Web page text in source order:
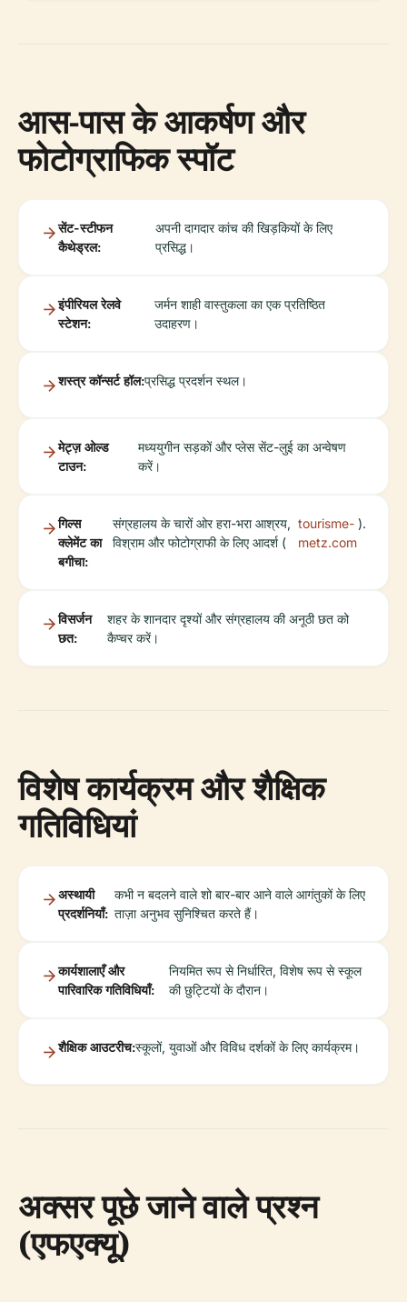
आस-पास के आकर्षण और
फोटोग्राफिक स्पॉट
सेंट-स्टीफन
कैथेड्रल:
अपनी दागदार कांच की खिड़कियों के लिए
प्रसिद्ध।
इंपीरियल रेलवे
स्टेशन:
जर्मन शाही वास्तुकला का एक प्रतिष्ठित
उदाहरण।
शस्त्र कॉन्सर्ट हॉल:प्रसिद्ध प्रदर्शन स्थल।
मेट्ज़ ओल्ड
टाउन:
मध्ययुगीन सड़कों और प्लेस सेंट-लुई का अन्वेषण
करें।
गिल्स
क्लेमेंट का
बगीचा:
संग्रहालय के चारों ओर हरा-भरा आश्रय,
विश्राम और फोटोग्राफी के लिए आदर्श (
tourisme-
metz.com
).
विसर्जन
छत:
शहर के शानदार दृश्यों और संग्रहालय की अनूठी छत को
कैप्चर करें।
विशेष कार्यक्रम और शैक्षिक
गतिविधियां
अस्थायी
प्रदर्शनियाँ:
कभी न बदलने वाले शो बार-बार आने वाले आगंतुकों के लिए
ताज़ा अनुभव सुनिश्चित करते हैं।
कार्यशालाएँ और
पारिवारिक गतिविधियाँ:
नियमित रूप से निर्धारित, विशेष रूप से स्कूल
की छुट्टियों के दौरान।
शैक्षिक आउटरीच:स्कूलों, युवाओं और विविध दर्शकों के लिए कार्यक्रम।
अक्सर पूछे जाने वाले प्रश्न
(एफएक्यू)